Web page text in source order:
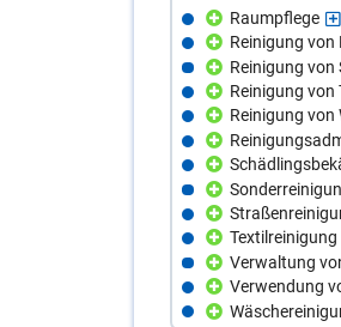
Raumpflege
Reinigung
Reinigung
Reinigung
Reinigung
Textilreinigung
Verwaltung
Verwendung